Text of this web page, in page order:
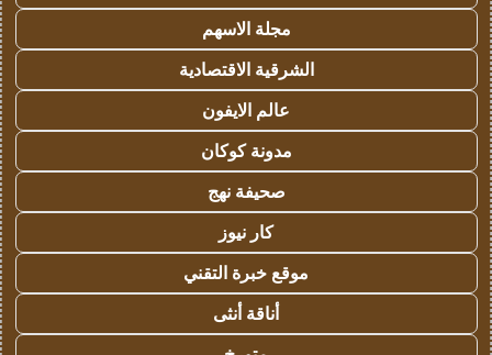
مجلة الاسهم
الشرقية الاقتصادية
عالم الايفون
مدونة كوكان
صحيفة نهج
كار نيوز
موقع خبرة التقني
أناقة أنثى